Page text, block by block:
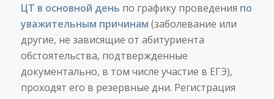
ЦТ в основной день по графику проведения по
уважительным причинам (заболевание или
другие, не зависящие от абитуриента
обстоятельства, подтвержденные
документально, в том числе участие в ЕГЭ),
проходят его в резервные дни. Регистрация